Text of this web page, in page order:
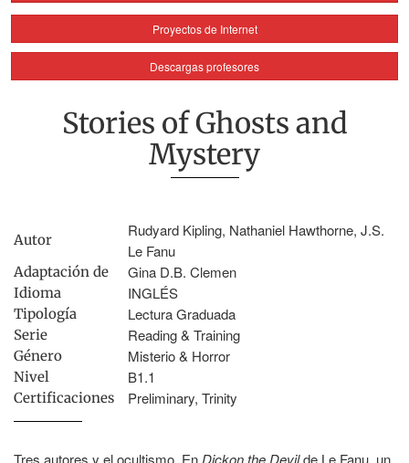
Proyectos de Internet
Descargas profesores
Stories of Ghosts and
Mystery
Autor
Rudyard Kipling, Nathaniel Hawthorne, J.S.
Le Fanu
Adaptación de Gina D.B. Clemen
Idioma INGLÉS
Tipología Lectura Graduada
Serie Reading & Training
Género Misterio & Horror
Nivel B1.1
Certificaciones Preliminary, Trinity
Tres autores y el ocultismo. En Dickon the Devilde Le Fanu, un